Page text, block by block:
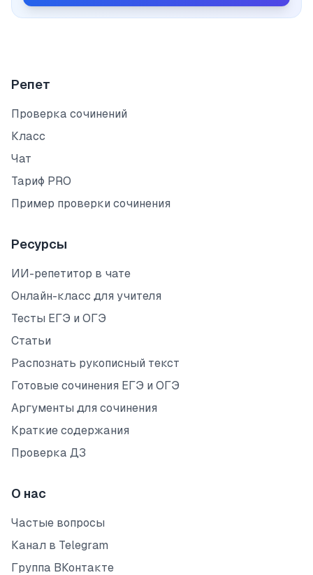
Репет
Проверка сочинений
Класс
Чат
Тариф PRO
Пример проверки сочинения
Ресурсы
ИИ-репетитор в чате
Онлайн-класс для учителя
Тесты ЕГЭ и ОГЭ
Статьи
Распознать рукописный текст
Готовые сочинения ЕГЭ и ОГЭ
Аргументы для сочинения
Краткие содержания
Проверка ДЗ
О нас
Частые вопросы
Канал в Telegram
Группа ВКонтакте